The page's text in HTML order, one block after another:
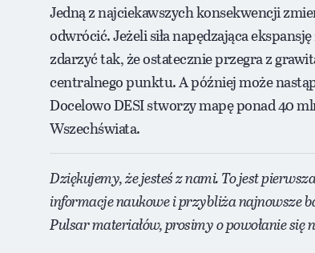
Jedną z najciekawszych konsekwencji
odwrócić. Jeżeli siła napędzająca
zdarzyć tak, że ostatecznie przegra z
centralnego punktu. A później może
Docelowo DESI stworzy mapę ponad 40
Wszechświata.
Dziękujemy, że jesteś z nami. To jest
informacje naukowe i przybliża najnowsze
Pulsar materiałów, prosimy o powołanie się